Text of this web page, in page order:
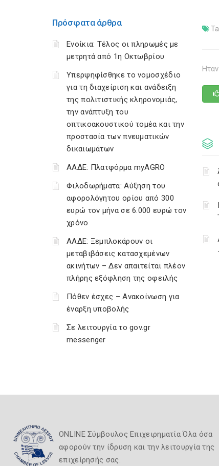
Πρόσφατα άρθρα
Ενοίκια: Τέλος οι πληρωμές με
μετρητά από 1η Οκτωβρίου
Υπερψηφίσθηκε το νομοσχέδιο
για τη διαχείριση και ανάδειξη
της πολιτιστικής κληρονομιάς,
την ανάπτυξη του
οπτικοακουστικού τομέα και την
προστασία των πνευματικών
δικαιωμάτων
ΑΑΔΕ: Πλατφόρμα myAGRO
Φιλοδωρήματα: Αύξηση του
αφορολόγητου ορίου από 300
ευρώ τον μήνα σε 6.000 ευρώ τον
χρόνο
ΑΑΔΕ: Ξεμπλοκάρουν οι
μεταβιβάσεις κατασχεμένων
ακινήτων – Δεν απαιτείται πλέον
πλήρης εξόφληση της οφειλής
Πόθεν έσχες – Ανακοίνωση για
έναρξη υποβολής
Σε λειτουργία το gov.gr
messenger
ONLINE Σύμβουλος Επιχειρηματία Όλα όσα
αφορούν την ίδρυση και την λειτουργία της
επιχείρησής σας.